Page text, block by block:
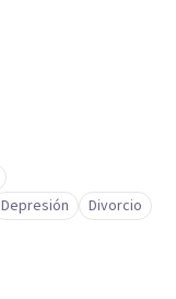
Depresión
Divorcio